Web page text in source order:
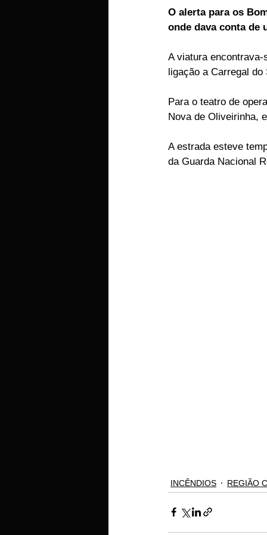
EMPRESAS ARTIGOS LUSA
O alerta para os
onde dava conta de
A viatura
ligação a Carregal do
Para o teatro de
Nova de Oliveirinha,
A estrada esteve
da Guarda Nacional
INCÊNDIOS REGIÃO